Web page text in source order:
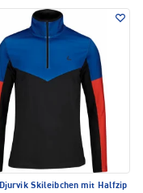
Djurvik Skileibchen mit Halfzip